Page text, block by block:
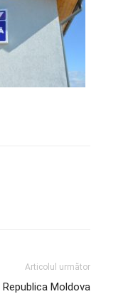
Articolul următor
Moldova